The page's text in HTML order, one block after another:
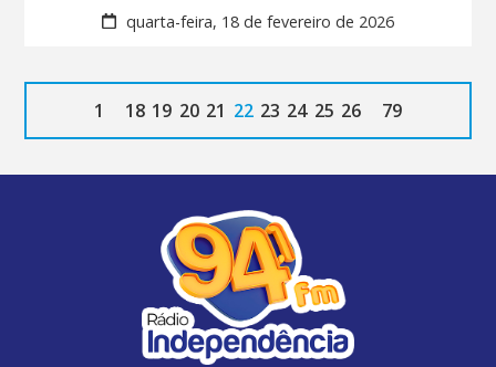
quarta-feira, 18 de fevereiro de 2026
1 18 19 20 21 22 23 24 25 26 79